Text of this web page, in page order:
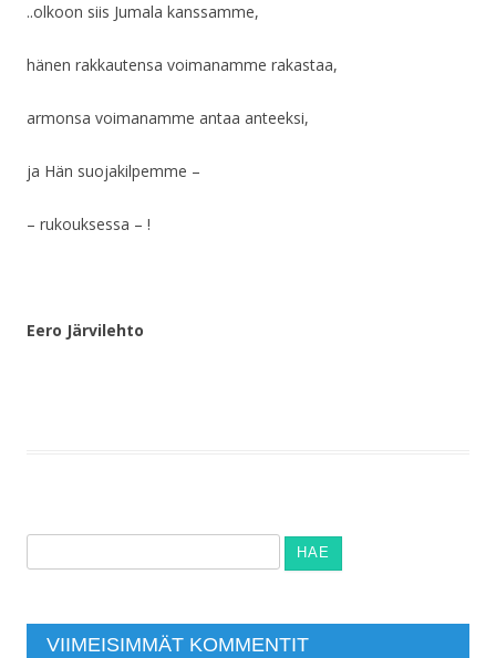
..olkoon siis Jumala kanssamme,
hänen rakkautensa voimanamme rakastaa,
armonsa voimanamme antaa anteeksi,
ja Hän suojakilpemme –
– rukouksessa – !
Eero Järvilehto
VIIMEISIMMÄT KOMMENTIT